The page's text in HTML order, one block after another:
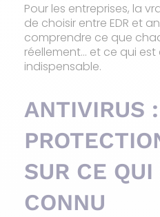
Pour les entreprises, la
de choisir entre EDR et
comprendre ce que
réellement… et ce qui est
indispensable.
ANTIVIRUS
SUR CE
CONNU